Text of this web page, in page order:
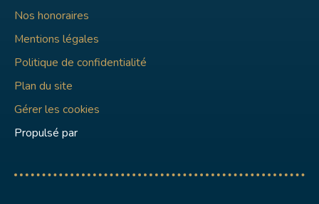
Nos honoraires
Mentions légales
Politique de confidentialité
Plan du site
Gérer les cookies
Propulsé par